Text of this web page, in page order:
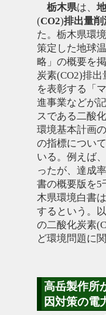
栃木県は、
(CO2)排出量削
た。栃木県環
策定した地球
略」の概要を
炭素(CO2)排
を表彰する「
進事業などが
スである二酸
環境基本計画
の指標につい
いる。例えば
ったが、達成
書の概要版を5
木県環境白書
するという。
の二酸化炭素
ど環境問題に
高岳製作所
因対策の電